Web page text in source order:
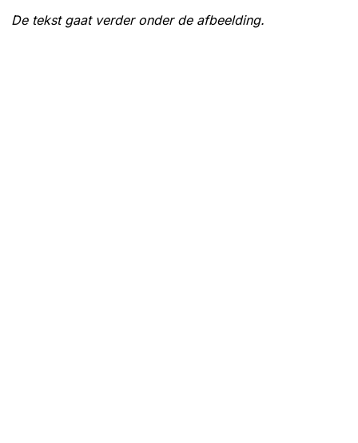
De tekst gaat verder onder de afbeelding.